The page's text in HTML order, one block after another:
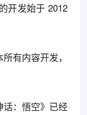
开发始于 2012
有内容开发，
：悟空》已经